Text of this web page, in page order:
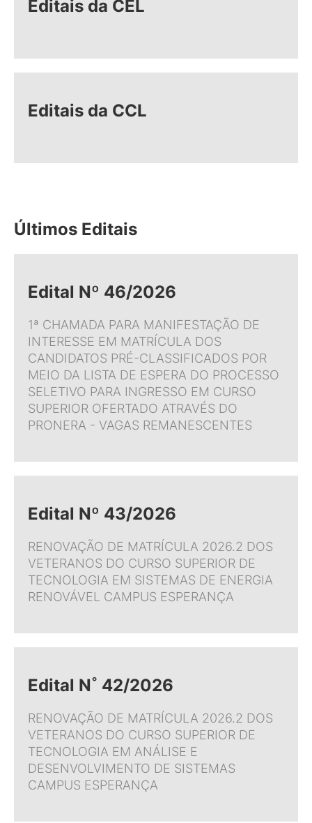
Editais da CEL
Editais da CCL
Últimos Editais
Edital Nº 46/2026
1ª CHAMADA PARA MANIFESTAÇÃO DE
INTERESSE EM MATRÍCULA DOS
CANDIDATOS PRÉ-CLASSIFICADOS POR
MEIO DA LISTA DE ESPERA DO PROCESSO
SELETIVO PARA INGRESSO EM CURSO
SUPERIOR OFERTADO ATRAVÉS DO
PRONERA - VAGAS REMANESCENTES
Edital Nº 43/2026
RENOVAÇÃO DE MATRÍCULA 2026.2 DOS
VETERANOS DO CURSO SUPERIOR DE
TECNOLOGIA EM SISTEMAS DE ENERGIA
RENOVÁVEL CAMPUS ESPERANÇA
Edital N˚ 42/2026
RENOVAÇÃO DE MATRÍCULA 2026.2 DOS
VETERANOS DO CURSO SUPERIOR DE
TECNOLOGIA EM ANÁLISE E
DESENVOLVIMENTO DE SISTEMAS
CAMPUS ESPERANÇA